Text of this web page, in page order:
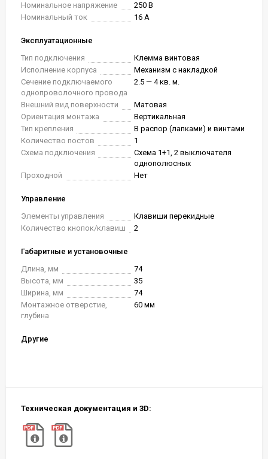
Номинальное напряжение
250 В
Номинальный ток
16 А
Эксплуатационные
Тип подключения
Клемма винтовая
Исполнение корпуса
Механизм с накладкой
Сечение подключаемого
однопроволочного провода
2.5 — 4 кв. м.
Внешний вид поверхности
Матовая
Ориентация монтажа
Вертикальная
Тип крепления
В распор (лапками) и винтами
Количество постов
1
Схема подключения
Схема 1+1, 2 выключателя
однополюсных
Проходной
Нет
Управление
Элементы управления
Клавиши перекидные
Количество кнопок/клавиш
2
Габаритные и установочные
Длина, мм
74
Высота, мм
35
Ширина, мм
74
Монтажное отверстие,
глубина
60 мм
Другие
Техническая документация и 3D: